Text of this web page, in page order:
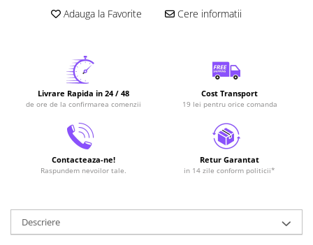
Adauga la Favorite Cere informatii
Livrare Rapida in 24 / 48
de ore de la confirmarea comenzii
Cost Transport
19 lei pentru orice comanda
Contacteaza-ne!
Raspundem nevoilor tale.
Retur Garantat
in 14 zile conform politicii*
Descriere